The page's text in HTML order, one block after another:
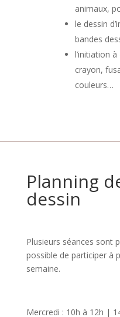
animaux,
le dessin
bandes
l’initiation
crayon,
couleurs…
Planning
dessin
Plusieurs séances sont
possible de participer à
semaine.
Mercredi : 10h à 12h |